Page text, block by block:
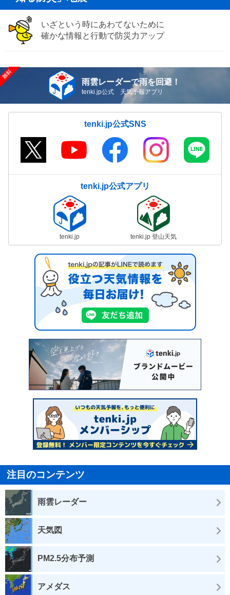
いざという時にあわてないために
確かな情報と行動で防災力アップ
雨雲レーダーで雨を回避！
tenki.jp公式 天気予報アプリ
tenki.jp公式SNS
tenki.jp公式アプリ
tenki.jp tenki.jp 登山天気
注目のコンテンツ
雨雲レーダー
天気図
PM2.5分布予測
アメダス